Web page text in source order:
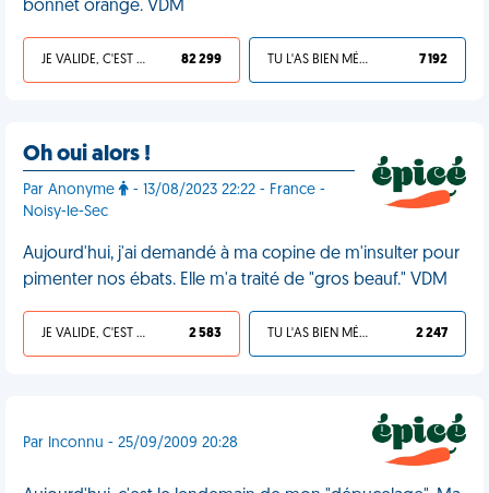
bonnet orange. VDM
JE VALIDE, C'EST UNE VDM 82 299 TU L'AS BIEN MÉRITÉ 7 192
Oh oui alors !
Par Anonyme
- 13/08/2023 22:22 - France -
Noisy-le-Sec
Aujourd'hui, j'ai demandé à ma copine de m'insulter pour
pimenter nos ébats. Elle m'a traité de "gros beauf." VDM
JE VALIDE, C'EST UNE VDM 2 583 TU L'AS BIEN MÉRITÉ 2 247
Par Inconnu - 25/09/2009 20:28